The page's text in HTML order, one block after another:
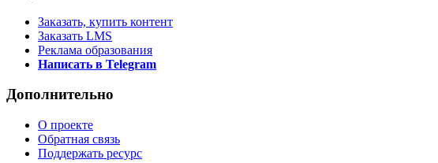
Заказать, купить контент
Заказать LMS
Реклама образования
Написать в Telegram
Дополнительно
О проекте
Обратная связь
Поддержать ресурс